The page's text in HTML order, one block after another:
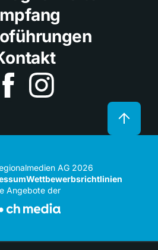
AG 2026
Wettbewerbsrichtlinien
Angebote der